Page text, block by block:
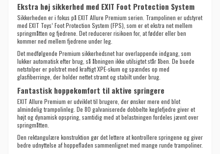
Ekstra høj sikkerhed med EXIT Foot Protection System
Sikkerheden er i fokus på EXIT Allure Premium serien. Trampolinen er udstyret
med EXIT Toys’ Foot Protection System (FPS), som er et ekstra net mellem
springmåtten og fjedrene. Det reducerer risikoen for, at fødder eller ben
kommer ned mellem fjedrene under leg.
Det medfølgende Premium sikkerhedsnet har overlappende indgang, som
lukker automatisk efter brug, så åbningen ikke utilsigtet står åben. De buede
netstolper er polstret med kraftigt XPE-skum og spændes op med
glasfiberringe, der holder nettet stramt og stabilt under brug.
Fantastisk hoppekomfort til aktive springere
EXIT Allure Premium er udviklet til brugere, der ønsker mere end blot
almindelig trampolinleg. De 80 galvaniserede dobbelte keglefjedre giver et
højt og dynamisk opspring, samtidig med at belastningen fordeles jævnt over
springmåtten.
Den rektangulære konstruktion gør det lettere at kontrollere springene og giver
bedre udnyttelse af hoppefladen sammenlignet med mange runde trampoliner.